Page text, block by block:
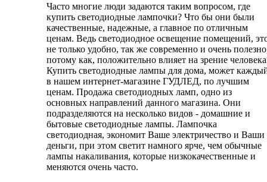
Часто многие люди задаются таким вопросом, где
купить светодиодные лампочки? Что бы они были
качественные, надежные, а главное по отличным
ценам. Ведь светодиодное освещение помещений,
не только удобно, так же современно и очень
потому как, положительно влияет на зрение
Купить светодиодные лампы для дома, может
в нашем интернет-магазине ГУДЛЕД, по лучшим
ценам. Продажа светодиодных ламп, одно из
основных направлений данного магазина. Они
подразделяются на несколько видов - домашние и
бытовые светодиодные лампы. Лампочка
светодиодная, экономит Ваше электричество и Ваши
деньги, при этом светит намного ярче, чем обычные
лампы накаливания, которые низкокачественные и
меняются очень часто.